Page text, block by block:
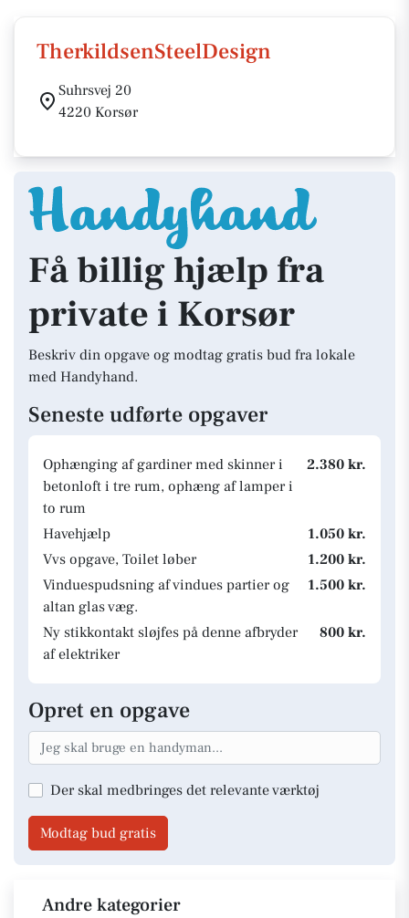
TherkildsenSteelDesign
Suhrsvej 20
4220 Korsør
Få billig hjælp fra
private i Korsør
Beskriv din opgave og modtag gratis bud fra lokale
med Handyhand.
Seneste udførte opgaver
Ophænging af gardiner med skinner i
betonloft i tre rum, ophæng af lamper i
to rum
2.380 kr.
Havehjælp
1.050 kr.
Vvs opgave, Toilet løber
1.200 kr.
Vinduespudsning af vindues partier og
altan glas væg.
1.500 kr.
Ny stikkontakt sløjfes på denne afbryder
af elektriker
800 kr.
Opret en opgave
Der skal medbringes det relevante værktøj
Modtag bud gratis
Andre kategorier